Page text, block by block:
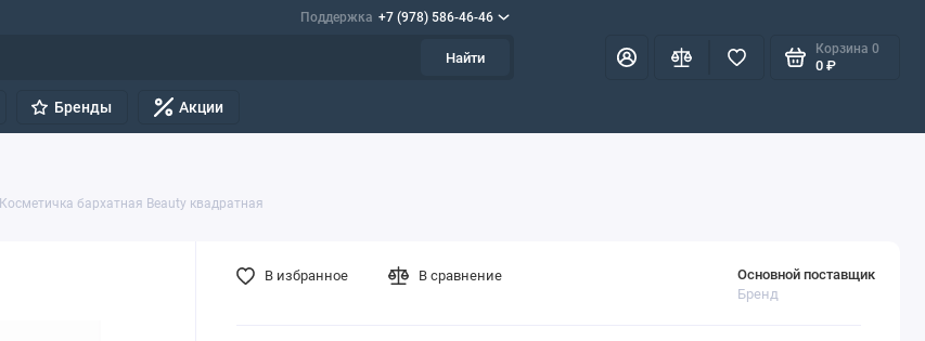
Поддержка +7 (978) 586-46-46
Найти
Корзина 0
0 ₽
Бренды Акции
Косметичка бархатная Beauty квадратная
Основной поставщик
Бренд
В избранное В сравнение